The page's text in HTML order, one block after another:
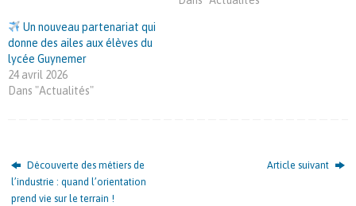
Un nouveau partenariat qui
donne des ailes aux élèves du
lycée Guynemer
24 avril 2026
Dans "Actualités"
Découverte des métiers de
l’industrie : quand l’orientation
prend vie sur le terrain !
Article suivant